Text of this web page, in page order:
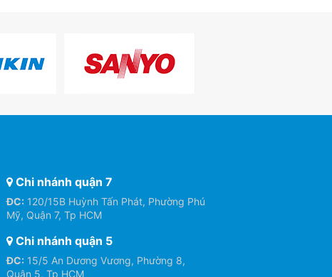
Chi nhánh quận 7
ĐC: 120/15B Huỳnh Tấn Phát, Phường Phú
Mỹ, Quận 7, Tp HCM
Chi nhánh quận 5
ĐC: 15/5 An Dương Vương, Phường 8,
Quận 5, Tp HCM